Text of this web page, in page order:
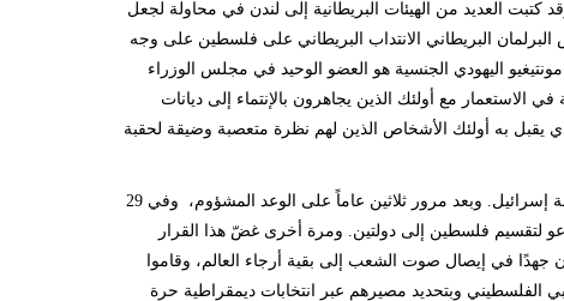
كتبت العديد من الهيئات البريطانية إلى لندن في محاولة لجعل
وتعي أن هناك شعب متجذر يعيش في فلسطين. وفي العام 1922 رفض البرلمان البريطاني الانتداب البريطاني على فلسطين على وجه
اليهودي الجنسية هو العضو الوحيد في مجلس الوزراء
الاستعمار مع أولئك الذين يجاهرون بالإنتماء إلى ديانات
يقبل به أولئك الأشخاص الذين لهم نظرة متعصبة وضيقة لحقبة
توقع اللورد بلفور ووعده الخائن أن يتنكر المجتمع الدولي لحقوق الفلسطينيين بعد إقامة إسرائيل. وبعد مرور ثلاثين عاماً على الوعد المشؤوم، وفي 29
الجمعية العامة للأمم المتحدة القرار رقم 181 (2) الذي يدعو لتقسيم فلسطين إلى دولتين. ومرة أخرى غضّ هذا القرار
في إيصال صوت الشعب إلى بقية أرجاء العالم، وقاموا
الفلسطيني وبتحديد مصيرهم عبر انتخابات ديمقراطية حرة